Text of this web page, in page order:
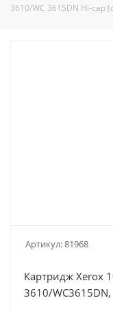
3610/WC 3615DN Hi-cap
Артикул:81968
Картридж Xerox
3610/